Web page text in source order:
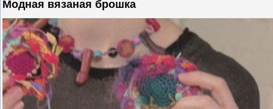
Модная вязаная брошка